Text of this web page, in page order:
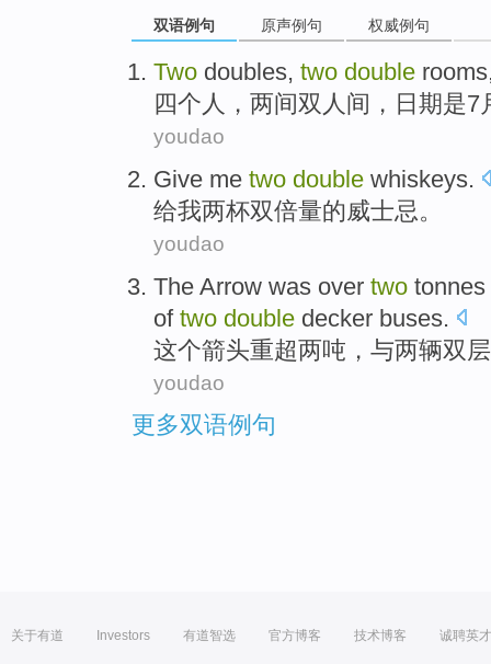
双语例句 原声例句 权威例句
Two doubles, two double rooms
四个人， 两间双人间 ，日期是7
youdao
Give me two double whiskeys.
给我两杯双倍量的威士忌。
youdao
The Arrow was over two tonnes
of two double decker buses.
这个箭头重超两吨 ， 与两辆双层
youdao
更多双语例句
关于有道 Investors 有道智选 官方博客 技术博客 诚聘英才